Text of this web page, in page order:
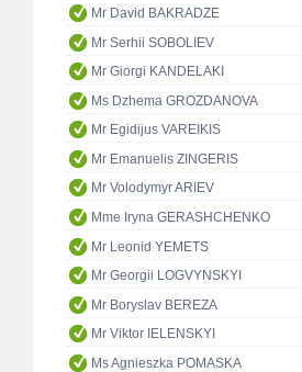
Mr David BAKRADZE
Mr Serhii SOBOLIEV
Mr Giorgi KANDELAKI
Ms Dzhema GROZDANOVA
Mr Egidijus VAREIKIS
Mr Emanuelis ZINGERIS
Mr Volodymyr ARIEV
Mme Iryna GERASHCHENKO
Mr Leonid YEMETS
Mr Georgii LOGVYNSKYI
Mr Boryslav BEREZA
Mr Viktor IELENSKYI
Ms Agnieszka POMASKA